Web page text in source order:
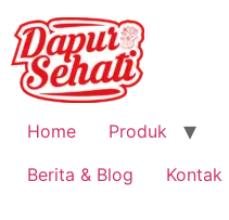
Home Produk
Berita & Blog
Kontak